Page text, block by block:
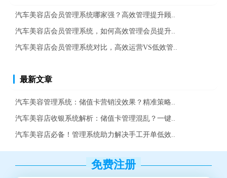
汽车美容店会员管理系统哪家强？高效管理提升顾..
汽车美容店会员管理系统，如何高效管理会员提升..
汽车美容店会员管理系统对比，高效运营VS低效管..
最新文章
汽车美容管理系统：储值卡营销没效果？精准策略..
汽车美容店收银系统解析：储值卡管理混乱？一键..
汽车美容店必备！管理系统助力解决手工开单低效..
免费注册